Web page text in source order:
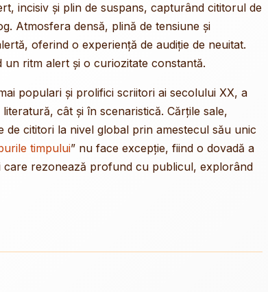
incisiv și plin de suspans, capturând cititorul de
Atmosfera densă, plină de tensiune și
oferind o experiență de audiție de neuitat.
un ritm alert și o curiozitate constantă.
populari și prolifici scriitori ai secolului XX, a
cât și în scenaristică. Cărțile sale,
de cititori la nivel global prin amestecul său unic
timpului” nu face excepție, fiind o dovadă a
rezonează profund cu publicul, explorând